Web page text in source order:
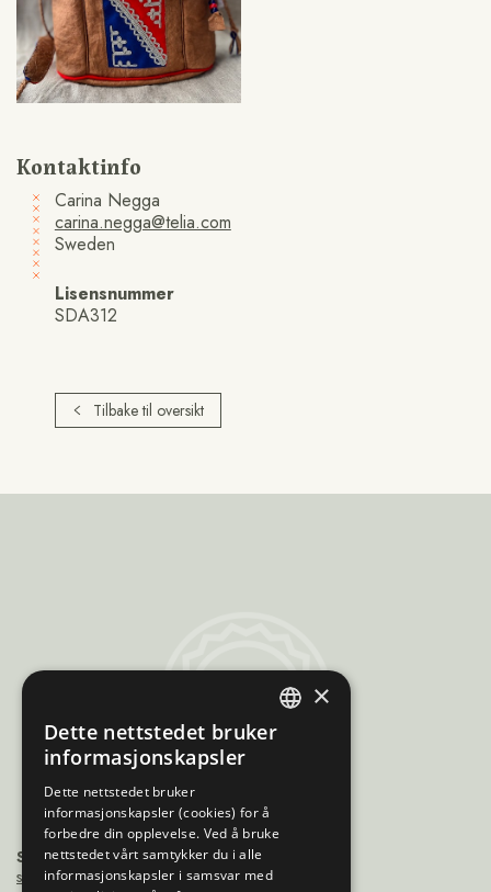
Kontaktinfo
Carina Negga
carina.negga@telia.com
Sweden
Lisensnummer
SDA312
Tilbake til oversikt
Sami
Trademarks
Sámiráđđi
saamicouncil@saamicouncil.net
ENGLISH
FINNISH
×
Dette nettstedet bruker
informasjonskapsler
Dette nettstedet bruker
informasjonskapsler (cookies) for å
forbedre din opplevelse. Ved å bruke
nettstedet vårt samtykker du i alle
informasjonskapsler i samsvar med